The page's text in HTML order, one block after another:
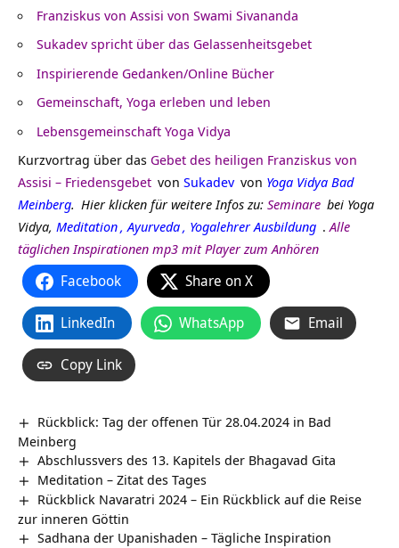
Franziskus von Assisi von Swami Sivananda
Sukadev spricht über das Gelassenheitsgebet
Inspirierende Gedanken/Online Bücher
Gemeinschaft, Yoga erleben und leben
Lebensgemeinschaft Yoga Vidya
Kurzvortrag über das Gebet des heiligen Franziskus von
Assisi – Friedensgebet von Sukadev von Yoga Vidya Bad
Meinberg. Hier klicken für weitere Infos zu: Seminare bei Yoga
Vidya, Meditation,Ayurveda, Yogalehrer Ausbildung .Alle
täglichen Inspirationen mp3 mit Player zum Anhören
Facebook Share on X
LinkedIn WhatsApp Email
Copy Link
Rückblick: Tag der offenen Tür 28.04.2024 in Bad
Meinberg
Abschlussvers des 13. Kapitels der Bhagavad Gita
Meditation – Zitat des Tages
Rückblick Navaratri 2024 – Ein Rückblick auf die Reise
zur inneren Göttin
Sadhana der Upanishaden – Tägliche Inspiration